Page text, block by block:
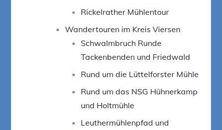
Rickelrather Mühlentour
Wandertouren im Kreis Viersen
Schwalmbruch Runde
Tackenbenden und Friedwald
Rund um die Lüttelforster Mühle
Rund um das NSG Hühnerkamp
und Holtmühle
Leuthermühlenpfad und